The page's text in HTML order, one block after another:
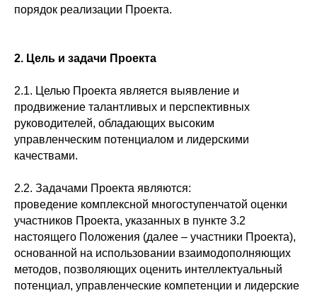
порядок реализации Проекта.
2. Цель и задачи Проекта
2.1. Целью Проекта является выявление и
продвижение талантливых и перспективных
руководителей, обладающих высоким
управленческим потенциалом и лидерскими
качествами.
2.2. Задачами Проекта являются:
проведение комплексной многоступенчатой оценки
участников Проекта, указанных в пункте 3.2
настоящего Положения (далее – участники Проекта),
основанной на использовании взаимодополняющих
методов, позволяющих оценить интеллектуальный
потенциал, управленческие компетенции и лидерские